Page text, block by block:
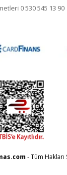
0 530 545 13 90
- Tüm Hakları